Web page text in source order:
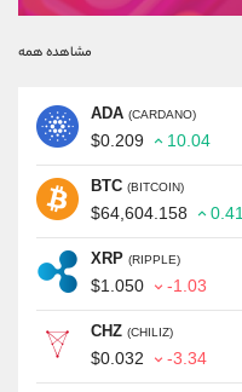
مشاهده همه
ADA (CARDANO)
$0.209 10.04
BTC (BITCOIN)
$64,604.158 0.41
XRP (RIPPLE)
$1.050 -1.03
CHZ (CHILIZ)
$0.032 -3.34